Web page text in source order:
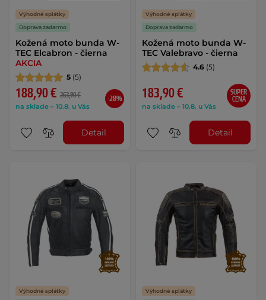
Výhodné splátky
Doprava zadarmo
Kožená moto bunda W-
TEC Elcabron - čierna
AKCIA
5 (5)
188,90 € 263,90 €
na sklade – 10.8. u Vás
-28%
Detail
Výhodné splátky
Doprava zadarmo
Kožená moto bunda W-
TEC Valebravo - čierna
4.6 (5)
183,90 €
na sklade – 10.8. u Vás
SUPER
CENA
Detail
Výhodné splátky
Výhodné splátky